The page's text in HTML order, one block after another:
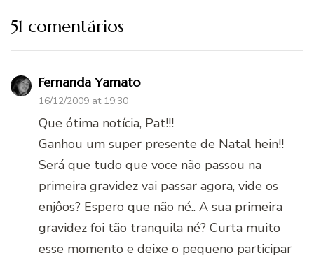
51 comentários
Fernanda Yamato
16/12/2009 at 19:30
Que ótima notícia, Pat!!!
Ganhou um super presente de Natal hein!!
Será que tudo que voce não passou na
primeira gravidez vai passar agora, vide os
enjôos? Espero que não né.. A sua primeira
gravidez foi tão tranquila né? Curta muito
esse momento e deixe o pequeno participar